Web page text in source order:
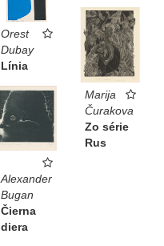
Orest
Dubay
Línia
Marija
Čurakova
Zo série
Rus
Alexander
Bugan
Čierna
diera